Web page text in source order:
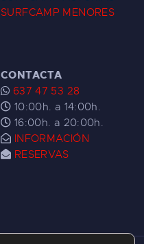
SURFCAMP MENORES
CONTACTA
637 47 53 28
10:00h. a 14:00h.
16:00h. a 20:00h.
INFORMACIÓN
RESERVAS